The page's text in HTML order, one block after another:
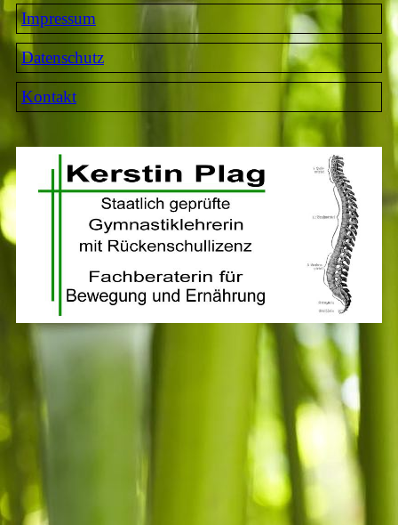
Impressum
Datenschutz
Kontakt